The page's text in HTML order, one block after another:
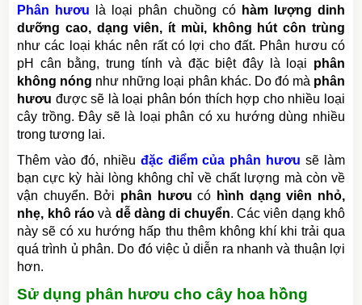
Phân hươu là loại phân chuồng có hàm lượng dinh
dưỡng cao, dạng viên, ít mùi, không hút côn trùng
như các loại khác nên rất có lợi cho đất. Phân hươu có
pH cân bằng, trung tính và đặc biệt đây là loại phân
không nóng như những loại phân khác. Do đó mà phân
hươu được sẽ là loại phân bón thích hợp cho nhiều loại
cây trồng. Đây sẽ là loại phân có xu hướng dùng nhiều
trong tương lai.
Thêm vào đó, nhiều đặc điểm của phân hươu sẽ làm
bạn cực kỳ hài lòng không chỉ về chất lượng mà còn về
vận chuyển. Bởi phân hươu có hình dạng viên nhỏ,
nhẹ, khô ráovà dễ dàng di chuyển. Các viên dạng khô
này sẽ có xu hướng hấp thu thêm không khí khi trải qua
quá trình ủ phân. Do đó việc ủ diễn ra nhanh và thuận lợi
hơn.
Sử dụng phân hươu cho cây hoa hồng